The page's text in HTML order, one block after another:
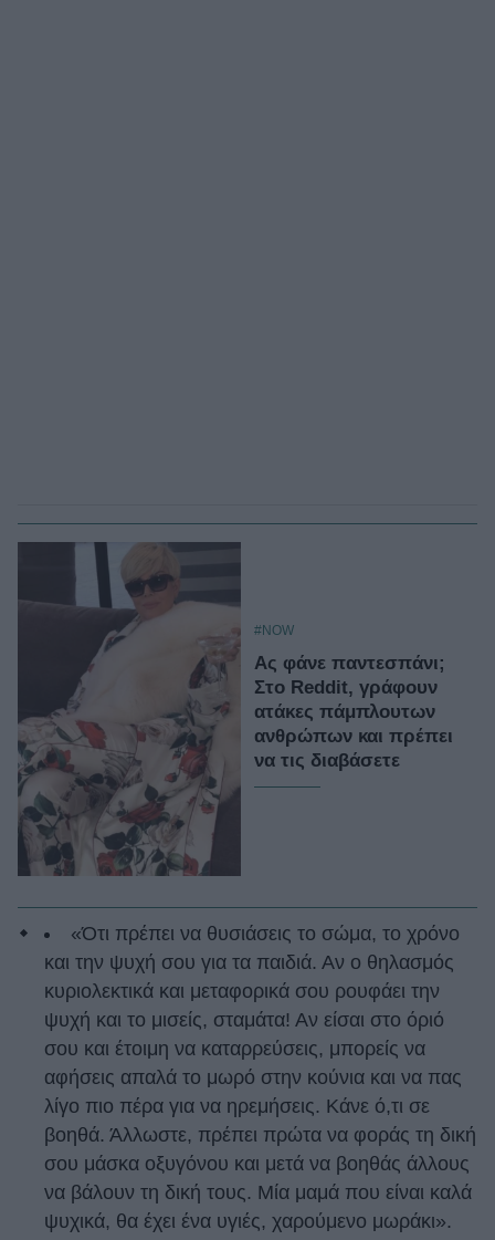
#NOW
Ας φάνε παντεσπάνι;
Στο Reddit, γράφουν
ατάκες πάμπλουτων
ανθρώπων και πρέπει
να τις διαβάσετε
«Ότι πρέπει να θυσιάσεις το σώμα, το χρόνο
και την ψυχή σου για τα παιδιά. Αν ο θηλασμός
κυριολεκτικά και μεταφορικά σου ρουφάει την
ψυχή και το μισείς, σταμάτα! Αν είσαι στο όριό
σου και έτοιμη να καταρρεύσεις, μπορείς να
αφήσεις απαλά το μωρό στην κούνια και να πας
λίγο πιο πέρα για να ηρεμήσεις. Κάνε ό,τι σε
βοηθά. Άλλωστε, πρέπει πρώτα να φοράς τη δική
σου μάσκα οξυγόνου και μετά να βοηθάς άλλους
να βάλουν τη δική τους. Μία μαμά που είναι καλά
ψυχικά, θα έχει ένα υγιές, χαρούμενο μωράκι».